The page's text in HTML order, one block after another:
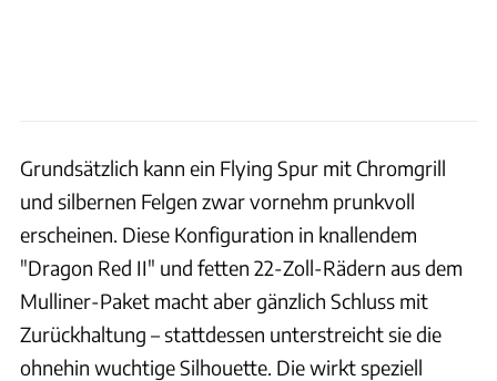
Grundsätzlich kann ein Flying Spur mit Chromgrill
und silbernen Felgen zwar vornehm prunkvoll
erscheinen. Diese Konfiguration in knallendem
"Dragon Red II" und fetten 22-Zoll-Rädern aus dem
Mulliner-Paket macht aber gänzlich Schluss mit
Zurückhaltung – stattdessen unterstreicht sie die
ohnehin wuchtige Silhouette. Die wirkt speziell